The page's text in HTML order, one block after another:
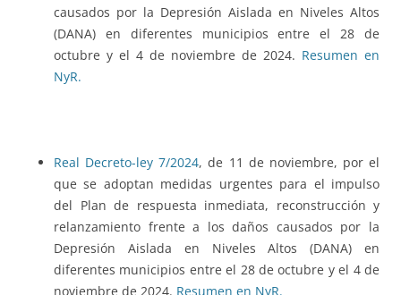
causados por la Depresión Aislada en Niveles Altos
(DANA) en diferentes municipios entre el 28 de
octubre y el 4 de noviembre de 2024. Resumen en
NyR.
Real Decreto-ley 7/2024, de 11 de noviembre, por el
que se adoptan medidas urgentes para el impulso
del Plan de respuesta inmediata, reconstrucción y
relanzamiento frente a los daños causados por la
Depresión Aislada en Niveles Altos (DANA) en
diferentes municipios entre el 28 de octubre y el 4 de
noviembre de 2024. Resumen en NyR.